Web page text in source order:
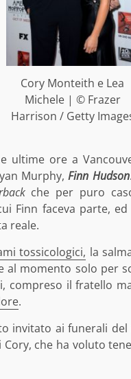
Cory Monteith e Lea
Michele | © Frazer
Harrison / Getty
ultime ore a
Murphy,Finn Hudson
che per puro
Finn faceva parte,
reale.
tossicologici, la
al momento solo per
compreso il fratello
.
invitato ai funerali
Cory, che ha voluto